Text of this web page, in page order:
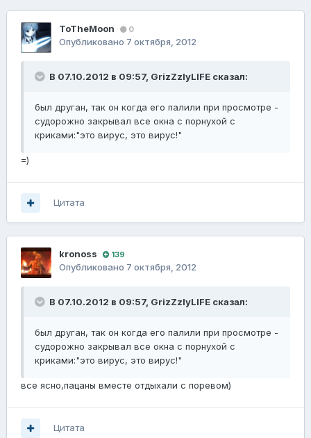
ToTheMoon 0
Опубликовано 7 октября, 2012
В 07.10.2012 в 09:57, GrizZzlyLIFE сказал:
был друган, так он когда его палили при просмотре -
судорожно закрывал все окна с порнухой с
криками:"это вирус, это вирус!"
=)
Цитата
kronoss 139
Опубликовано 7 октября, 2012
В 07.10.2012 в 09:57, GrizZzlyLIFE сказал:
был друган, так он когда его палили при просмотре -
судорожно закрывал все окна с порнухой с
криками:"это вирус, это вирус!"
все ясно,пацаны вместе отдыхали с поревом)
Цитата